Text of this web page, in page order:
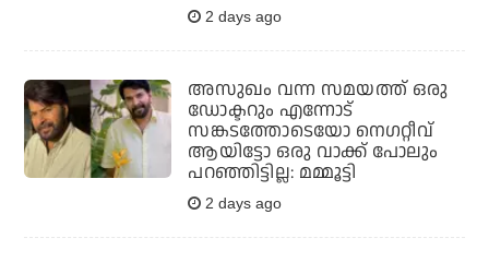
2 days ago
അസുഖം വന്ന സമയത്ത് ഒരു
ഡോക്ടറും എന്നോട്
സങ്കടത്തോടെയോ നെഗറ്റീവ്
ആയിട്ടോ ഒരു വാക്ക് പോലും
പറഞ്ഞിട്ടില്ല: മമ്മൂട്ടി
2 days ago